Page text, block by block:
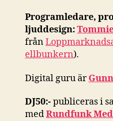
Programledare,
ljuddesign:
från
ellbunkern).
Digital guru är
DJ50:-publiceras i
medRundfunk